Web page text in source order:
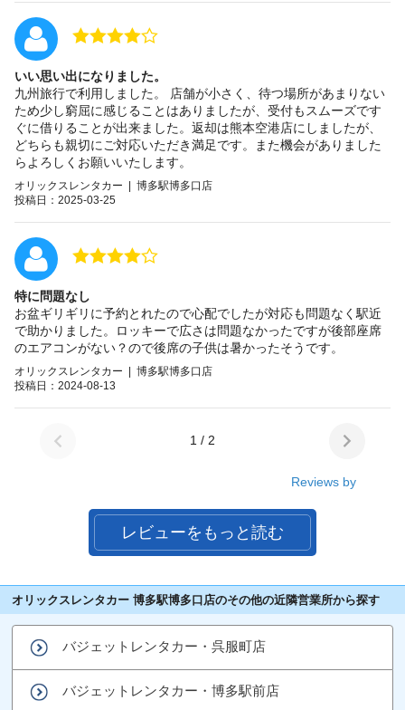
いい思い出になりました。
九州旅行で利用しました。 店舗が小さく、待つ場所があまりない
ため少し窮屈に感じることはありましたが、受付もスムーズです
ぐに借りることが出来ました。返却は熊本空港店にしましたが、
どちらも親切にご対応いただき満足です。また機会がありました
らよろしくお願いいたします。
オリックスレンタカー | 博多駅博多口店
投稿日：2025-03-25
特に問題なし
お盆ギリギリに予約とれたので心配でしたが対応も問題なく駅近
で助かりました。ロッキーで広さは問題なかったですが後部座席
のエアコンがない？ので後席の子供は暑かったそうです。
オリックスレンタカー | 博多駅博多口店
投稿日：2024-08-13
1 / 2
Reviews by
レビューをもっと読む
オリックスレンタカー 博多駅博多口店のその他の近隣営業所から探す
バジェットレンタカー・呉服町店
バジェットレンタカー・博多駅前店